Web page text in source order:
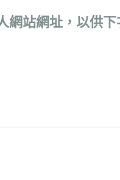
站網址，以供下